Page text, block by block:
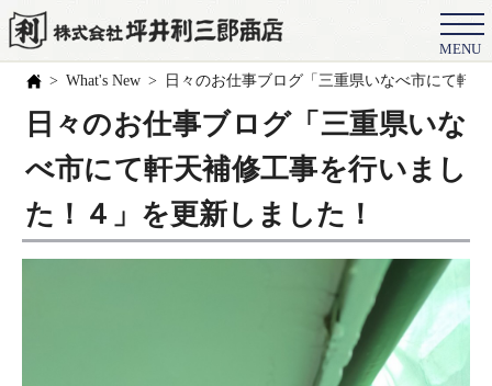
会社概要
選ばれる理由
施工事例
お客様の声
スタッフ
MENU
What's New 日々のお仕事ブログ「三重県いなべ市にて軒
日々のお仕事ブログ「三重県いな
べ市にて軒天補修工事を行いまし
た！４」を更新しました！